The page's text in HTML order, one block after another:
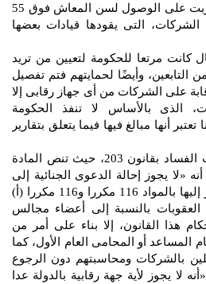
فتح الأمل مجددا لقيادات قاربت على الوصول لسن المعاش فوق 55
التى يقودها قيادات بعضها
مرتعا للحكومة لتعيين من تريد
التابعين، وأيضًا لحمايتهم فتم تفصيل
على الشركات من أى جهاز رقابى إلا
الذى بالأساس لا تنفذ الحكومة
أنها مبالغ فيها فيما يتعلق بتقارير
معنى ذلك أن الحكومة حمت الفساد بقانون 203، حيث تنص المادة
«لا يجوز إحالة الدعوى الجنائية إلى
المحكمة فى الجرائم المشار إليها بالمواد 116 مكررا و116 مكررا (أ)
العقوبات بالنسبة إلى أعضاء مجالس
هذا القانون، إلا بناء على أمر من
المساعد أو المحامى العام الأول، كما
العاملين بالشركات ومحاسبتهم دون الرجوع
لا يجوز لأية جهة رقابية بالدولة عدا